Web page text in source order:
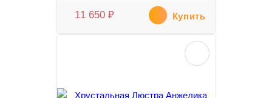
11 650 ₽ Купить